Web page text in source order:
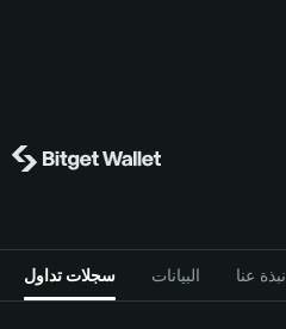
سجلات تداول البيانات نبذة عنا